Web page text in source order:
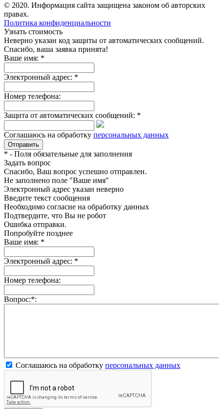
© 2020. Информация сайта защищена законом об авторских
правах.
Политика конфиденциальности
Узнать стоимость
Неверно указан код защиты от автоматических сообщений.
Спасибо, ваша заявка принята!
Ваше имя: *
Электронный адрес: *
Номер телефона:
Защита от автоматических сообщений: *
Соглашаюсь на обработку персональных данных
* - Поля обязательные для заполнения
Задать вопрос
Спасибо, Ваш вопрос успешно отправлен.
Не заполнено поле "Ваше имя"
Электронный адрес указан неверно
Введите текст сообщения
Необходимо согласие на обработку данных
Подтвердите, что Вы не робот
Ошибка отправки.
Попробуйте позднее
Ваше имя: *
Электронный адрес: *
Номер телефона:
Вопрос:*:
Соглашаюсь на обработку персональных данных